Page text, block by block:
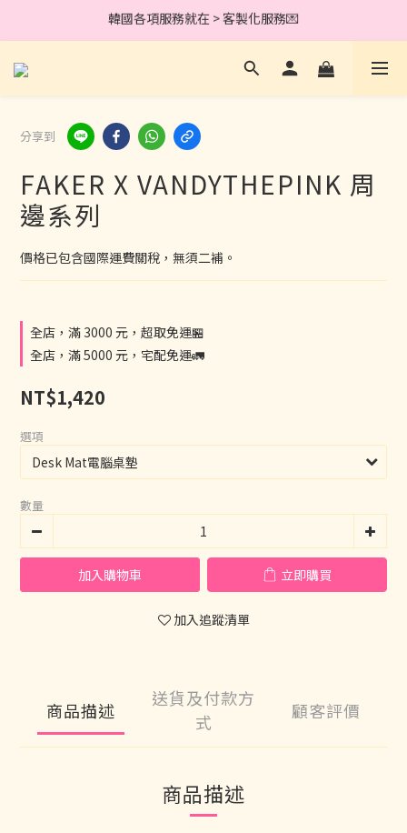
加入會員完成綁定就送 30元購物金 .ᐟ
加入會員完成綁定就送 30元購物金 .ᐟ
任何問題皆可私訊我們的官方LINE(@117popln)💖
加入會員完成綁定就送 30元購物金 .ᐟ
分享到
FAKER X VANDYTHEPINK 周
邊系列
價格已包含國際運費關稅，無須二補。
全店，滿 3000 元，超取免運🏪
全店，滿 5000 元，宅配免運🚛
NT$1,420
選項
數量
加入購物車 立即購買
加入追蹤清單
商品描述
送貨及付款方
式
顧客評價
商品描述